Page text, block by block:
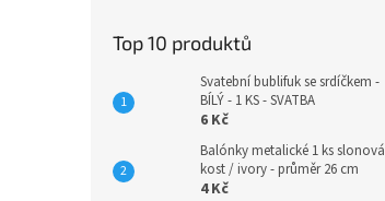
Top 10 produktů
Svatební bublifuk se srdíčkem -
BÍLÝ - 1 KS - SVATBA
6 Kč
Balónky metalické 1 ks slonová
kost / ivory - průměr 26 cm
4 Kč